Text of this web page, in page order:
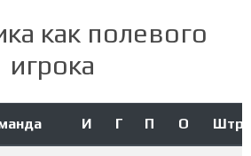
как полевого
игрока
И Г П О Штр